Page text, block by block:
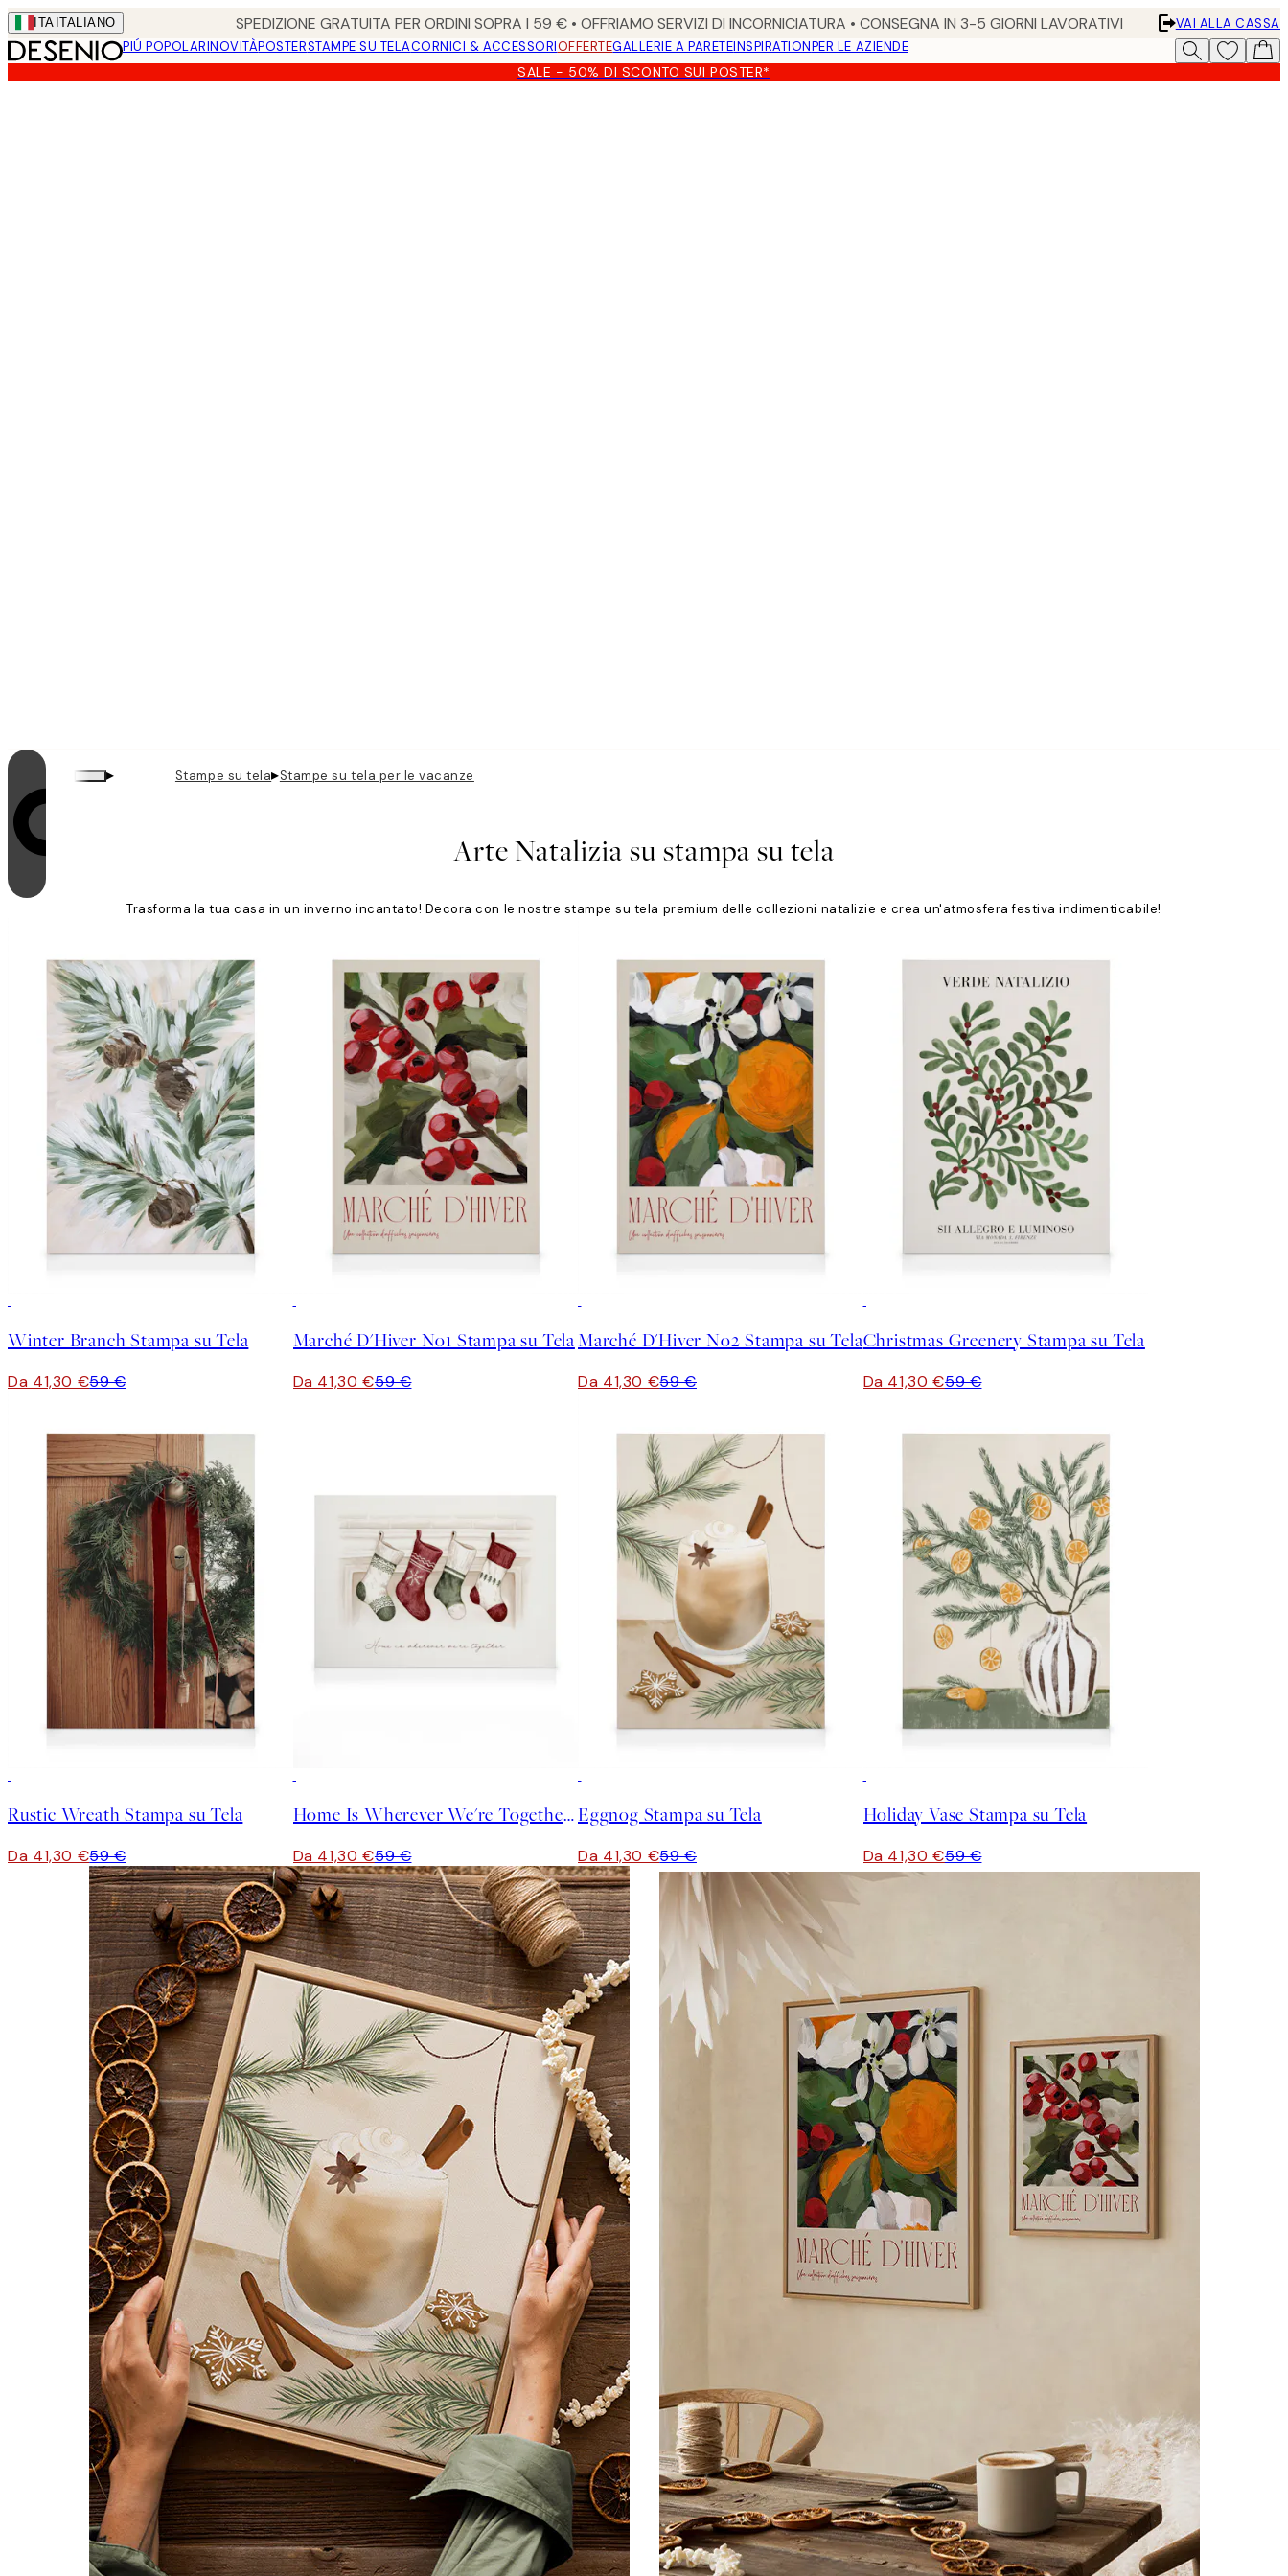
Skip
to
main
content.
ITA ITALIANO SPEDIZIONE GRATUITA PER ORDINI SOPRA I 59 € • OFFRIAMO SERVIZI DI INCORNICIATURA • CONSEGNA IN 3-5 GIORNI LAVORATIVI
VAI ALLA CASSA
PIÚ POPOLARINOVITÀPOSTERSTAMPE SU TELACORNICI & ACCESSORIOFFERTEGALLERIE A PARETEINSPIRATIONPER LE AZIENDE
SALE - 50% DI SCONTO SUI POSTER*
▸ Stampe su tela▸Stampe su tela per le vacanze
Arte Natalizia su stampa su tela
Trasforma la tua casa in un inverno incantato! Decora con le nostre stampe su tela premium delle collezioni natalizie e crea un'atmosfera festiva indimenticabile!
Winter Branch Stampa su Tela
Da 41,30 €59 €
Marché D'Hiver No1 Stampa su Tela
Da 41,30 €59 €
Marché D'Hiver No2 Stampa su Tela
Da 41,30 €59 €
Christmas Greenery Stampa su Tela
Da 41,30 €59 €
Rustic Wreath Stampa su Tela
Da 41,30 €59 €
Home Is Wherever We're Together Stampa su Tela
Da 41,30 €59 €
Eggnog Stampa su Tela
Da 41,30 €59 €
Holiday Vase Stampa su Tela
Da 41,30 €59 €